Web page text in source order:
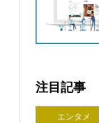
注目記事
エンタメ